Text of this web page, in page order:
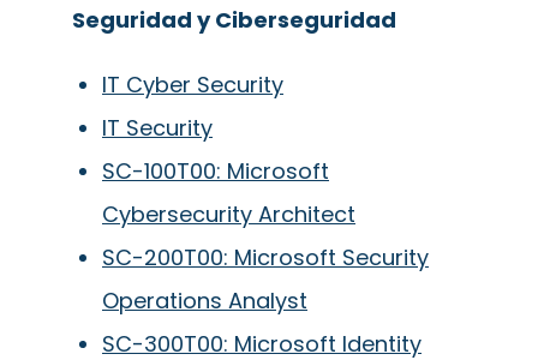
Seguridad y Ciberseguridad
IT Cyber Security
IT Security
SC-100T00: Microsoft
Cybersecurity Architect
SC-200T00: Microsoft Security
Operations Analyst
SC-300T00: Microsoft Identity